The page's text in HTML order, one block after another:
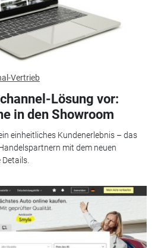
Vertrieb
Lösung vor:
in den Showroom
einheitliches Kundenerlebnis – das
mit dem neuen